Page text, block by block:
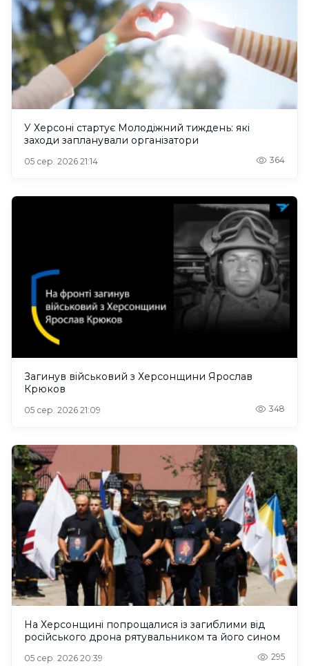
У Херсоні стартує Молодіжний тиждень: які
заходи запланували організатори
05 сер. 2026 21:14 364
Загинув військовий з Херсонщини Ярослав
Крюков
05 сер. 2026 21:09 348
На Херсонщині попрощалися із загиблими від
російського дрона рятувальником та його сином
05 сер. 2026 20:39 295